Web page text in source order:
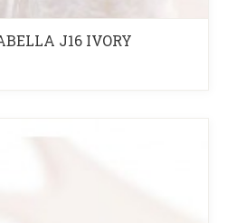
J16 IVORY